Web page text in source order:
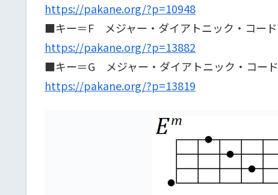
https://pakane.org/?p=10948
■キー＝F メジャー・ダイアトニック・コード
https://pakane.org/?p=13882
■キー＝G メジャー・ダイアトニック・コード
https://pakane.org/?p=13819